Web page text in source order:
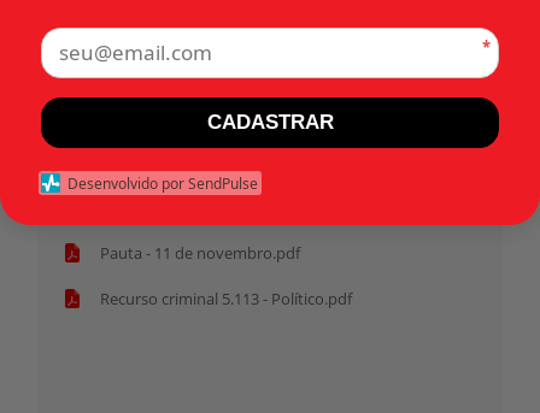
Tags:
Início
Pauta - 11 de novembro.pdf
Recurso criminal 5.113 - Político.pdf
*
CADASTRAR
Desenvolvido por SendPulse